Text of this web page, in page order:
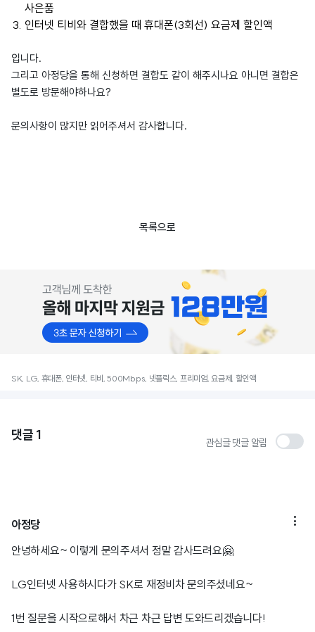
사은품
인터넷 티비와 결합했을 때 휴대폰(3회선) 요금제 할인액
입니다.
그리고 아정당을 통해 신청하면 결합도 같이 해주시나요 아니면 결합은
별도로 방문해야하나요?
문의사항이 많지만 읽어주셔서 감사합니다.
목록으로
SK, LG, 휴대폰, 인터넷, 티비, 500Mbps, 넷플릭스, 프리미엄, 요금제, 할인액
댓글 1 관심글 댓글 알림
아정당 
안녕하세요~ 이렇게 문의주셔서 정말 감사드려요🤗
LG인터넷 사용하시다가 SK로 재정비차 문의주셨네요~
1번 질문을 시작으로해서 차근 차근 답변 도와드리겠습니다!